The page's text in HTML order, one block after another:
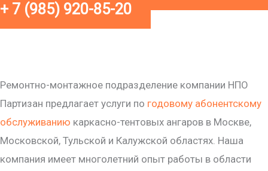
+ 7 (985) 920-85-20
Ремонтно-монтажное подразделение компании НПО
Партизан предлагает услуги по годовому абонентскому
обслуживанию каркасно-тентовых ангаров в Москве,
Московской, Тульской и Калужской областях. Наша
компания имеет многолетний опыт работы в области